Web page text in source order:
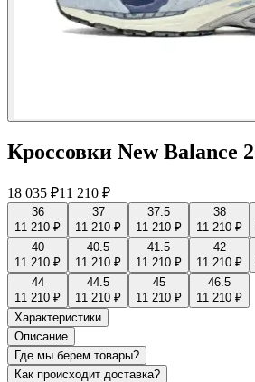
Кроссовки New Balance
18 035 ₽11 210 ₽
36
11 210 ₽
37
11 210 ₽
37.5
11 210 ₽
38
11 210 ₽
40
11 210 ₽
40.5
11 210 ₽
41.5
11 210 ₽
42
11 210 ₽
44
11 210 ₽
44.5
11 210 ₽
45
11 210 ₽
46.5
11 210 ₽
Характеристики
Описание
Где мы берем товары?
Как происходит доставка?